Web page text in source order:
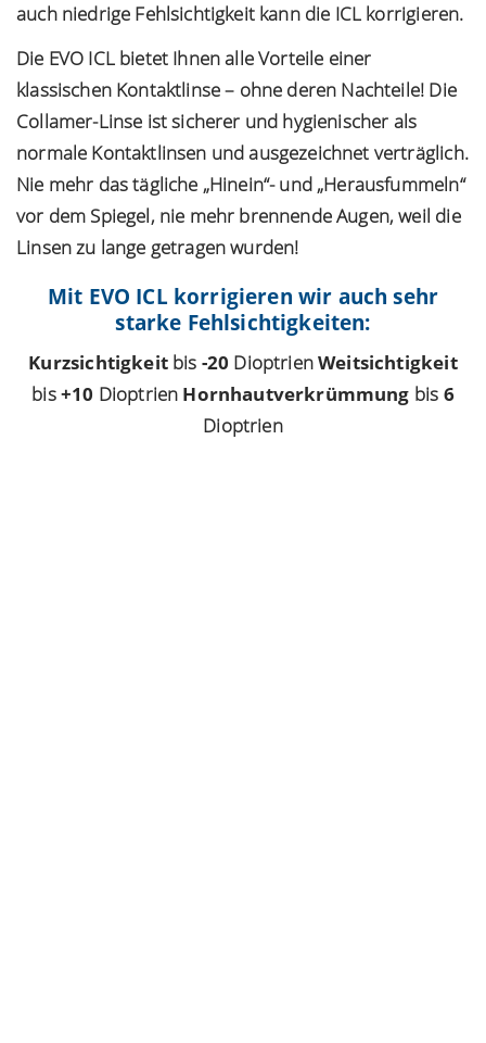
Termin
auch niedrige Fehlsichtigkeit kann die ICL korrigieren.
Die EVO ICL bietet Ihnen alle Vorteile einer
klassischen Kontaktlinse – ohne deren Nachteile! Die
Collamer-Linse ist sicherer und hygienischer als
normale Kontaktlinsen und ausgezeichnet verträglich.
Nie mehr das tägliche „Hinein“- und „Herausfummeln“
vor dem Spiegel, nie mehr brennende Augen, weil die
Linsen zu lange getragen wurden!
Mit EVO ICL korrigieren wir auch sehr
starke Fehlsichtigkeiten:
Kurzsichtigkeitbis -20 DioptrienWeitsichtigkeit
bis+10 Dioptrien Hornhautverkrümmung bis 6
Dioptrien